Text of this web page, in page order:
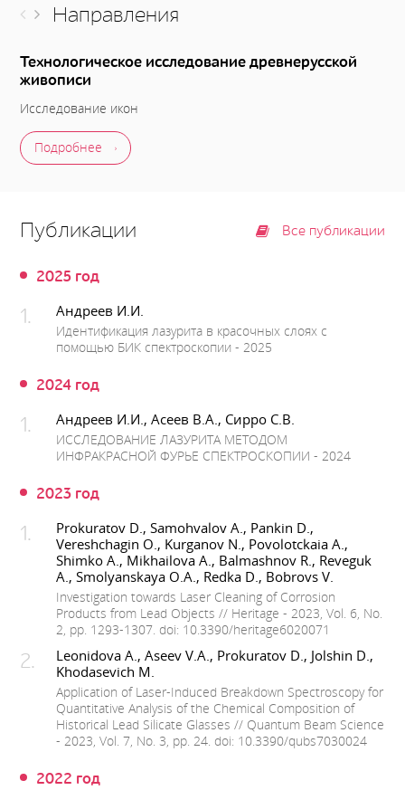
Направления
Технологическое исследование древнерусской
живописи
Исследование икон
Подробнее
Все публикации
Публикации
2025 год
Андреев И.И.
Идентификация лазурита в красочных слоях с
помощью БИК спектроскопии - 2025
2024 год
Андреев И.И., Асеев В.А., Сирро С.В.
ИССЛЕДОВАНИЕ ЛАЗУРИТА МЕТОДОМ
ИНФРАКРАСНОЙ ФУРЬЕ СПЕКТРОСКОПИИ - 2024
2023 год
Prokuratov D., Samohvalov A., Pankin D.,
Vereshchagin O., Kurganov N., Povolotckaia A.,
Shimko A., Mikhailova A., Balmashnov R., Reveguk
A., Smolyanskaya O.A., Redka D., Bobrovs V.
Investigation towards Laser Cleaning of Corrosion
Products from Lead Objects // Heritage - 2023, Vol. 6, No.
2, pp. 1293-1307. doi: 10.3390/heritage6020071
Leonidova A., Aseev V.A., Prokuratov D., Jolshin D.,
Khodasevich M.
Application of Laser-Induced Breakdown Spectroscopy for
Quantitative Analysis of the Chemical Composition of
Historical Lead Silicate Glasses // Quantum Beam Science
- 2023, Vol. 7, No. 3, pp. 24. doi: 10.3390/qubs7030024
2022 год